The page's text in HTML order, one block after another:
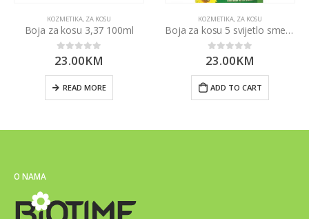
KOZMETIKA, ZA KOSU
Boja za kosu 3,37 100ml
0out of 5
23.00KM
READ MORE
KOZMETIKA, ZA KOSU
Boja za kosu 5 svijetlo smeđa 100ml
0out of 5
23.00KM
ADD TO CART
O NAMA